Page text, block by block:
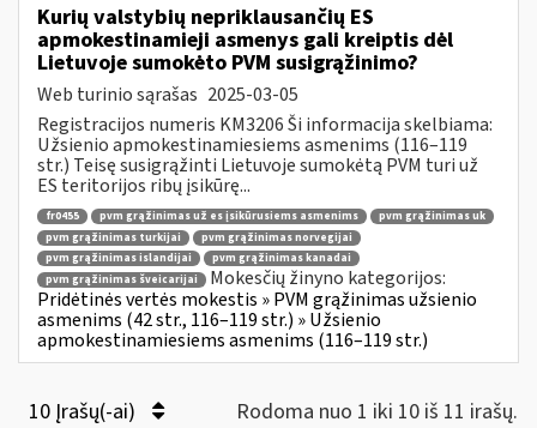
Kurių valstybių nepriklausančių ES
apmokestinamieji asmenys gali kreiptis dėl
Lietuvoje sumokėto PVM susigrąžinimo?
Web turinio sąrašas 2025-03-05
Registracijos numeris KM3206 Ši informacija skelbiama:
Užsienio apmokestinamiesiems asmenims (116–119
str.) Teisę susigrąžinti Lietuvoje sumokėtą PVM turi už
ES teritorijos ribų įsikūrę...
fr0455 pvm grąžinimas už es įsikūrusiems asmenims
pvm grąžinimas uk
pvm grąžinimas turkijai
pvm grąžinimas norvegijai
pvm grąžinimas islandijai
pvm grąžinimas kanadai
pvm grąžinimas šveicarijai
Mokesčių žinyno kategorijos:
Pridėtinės vertės mokestis » PVM grąžinimas užsienio
asmenims (42 str., 116–119 str.) » Užsienio
apmokestinamiesiems asmenims (116–119 str.)
10 Įrašų(-ai) Rodoma nuo 1 iki 10 iš 11 irašų.